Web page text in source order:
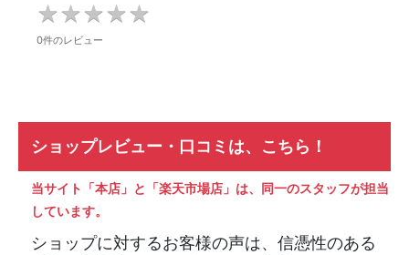
★ ★ ★ ★ ★
★ ★ ★ ★ ★
0件のレビュー
ショップレビュー・口コミは、こちら！
当サイト「本店」と「楽天市場店」は、同一のスタッフが担当
しています。
ショップに対するお客様の声は、信憑性のある